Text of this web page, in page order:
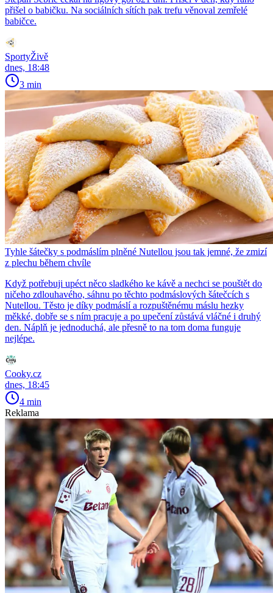
přišel o babičku. Na sociálních sítích pak trefu věnoval zemřelé
babičce.
SportyŽivě
dnes, 18:48
3 min
Tyhle šátečky s podmáslím plněné Nutellou jsou tak jemné, že zmizí
z plechu během chvíle
Když potřebuji upéct něco sladkého ke kávě a nechci se pouštět do
ničeho zdlouhavého, sáhnu po těchto podmáslových šátečcích s
Nutellou. Těsto je díky podmáslí a rozpuštěnému máslu hezky
měkké, dobře se s ním pracuje a po upečení zůstává vláčné i druhý
den. Náplň je jednoduchá, ale přesně to na tom doma funguje
nejlépe.
Cooky.cz
dnes, 18:45
4 min
Reklama